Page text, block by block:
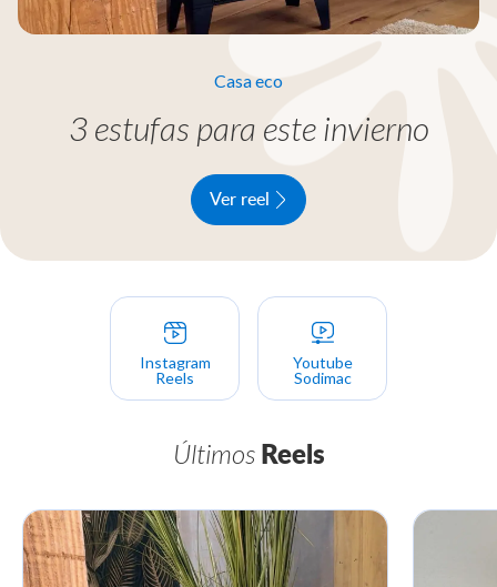
Casa eco
3 estufas para este invierno
Ver reel
Instagram
Reels
Youtube
Sodimac
Últimos Reels